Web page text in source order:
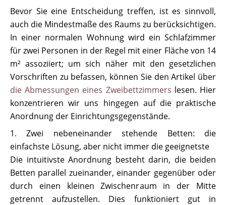
Bevor Sie eine Entscheidung treffen, ist es sinnvoll,
auch die Mindestmaße des Raums zu berücksichtigen.
In einer normalen Wohnung wird ein Schlafzimmer
für zwei Personen in der Regel mit einer Fläche von 14
m² assoziiert; um sich näher mit den gesetzlichen
Vorschriften zu befassen, können Sie den Artikel über
die Abmessungen eines Zweibettzimmers lesen. Hier
konzentrieren wir uns hingegen auf die praktische
Anordnung der Einrichtungsgegenstände.
1. Zwei nebeneinander stehende Betten: die
einfachste Lösung, aber nicht immer die geeignetste
Die intuitivste Anordnung besteht darin, die beiden
Betten parallel zueinander, einander gegenüber oder
durch einen kleinen Zwischenraum in der Mitte
getrennt aufzustellen. Dies funktioniert gut in